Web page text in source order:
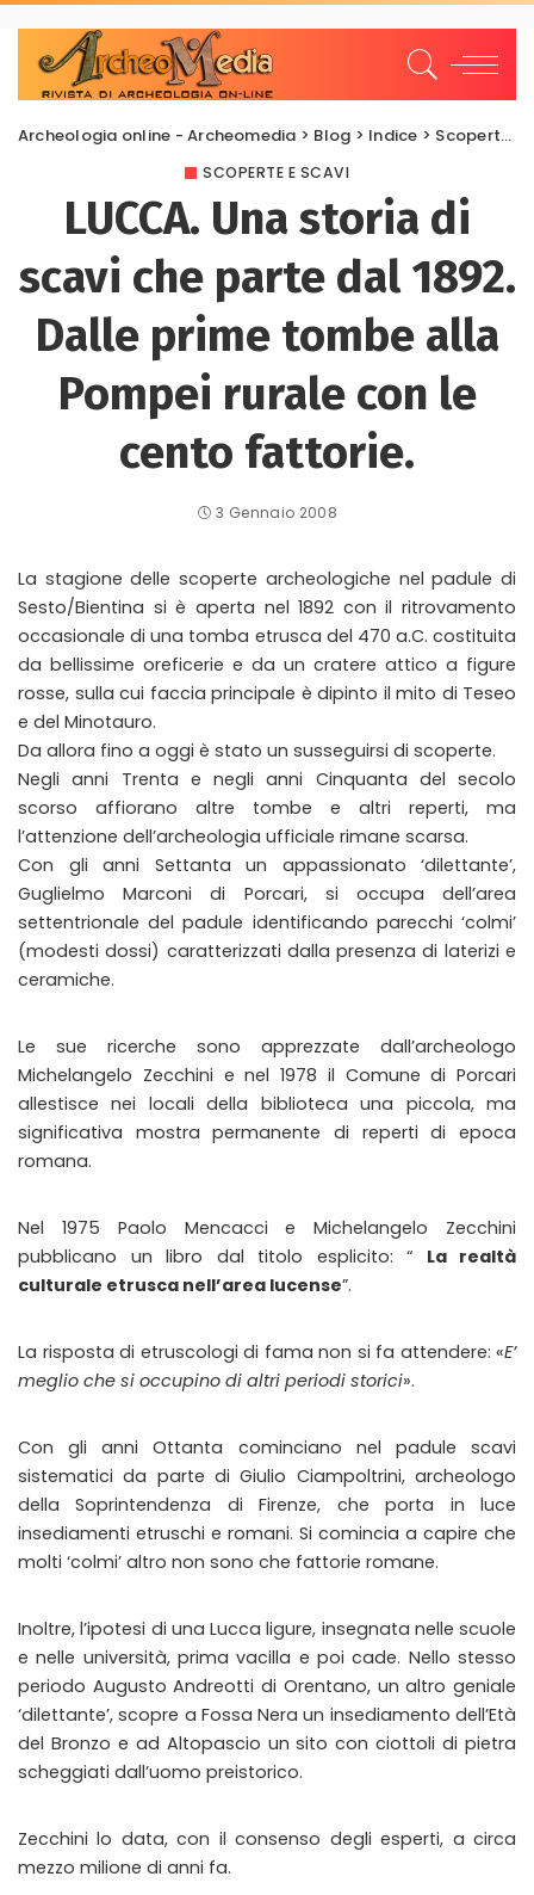
Archeologia online - Archeomedia > Blog > Indice > Scoperte e scavi
SCOPERTE E SCAVI
LUCCA. Una storia di
scavi che parte dal 1892.
Dalle prime tombe alla
Pompei rurale con le
cento fattorie.
3 Gennaio 2008
La stagione delle scoperte archeologiche nel padule di
Sesto/Bientina si è aperta nel 1892 con il ritrovamento
occasionale di una tomba etrusca del 470 a.C. costituita
da bellissime oreficerie e da un cratere attico a figure
rosse, sulla cui faccia principale è dipinto il mito di Teseo
e del Minotauro.
Da allora fino a oggi è stato un susseguirsi di scoperte.
Negli anni Trenta e negli anni Cinquanta del secolo
scorso affiorano altre tombe e altri reperti, ma
l’attenzione dell’archeologia ufficiale rimane scarsa.
Con gli anni Settanta un appassionato ‘dilettante’,
Guglielmo Marconi di Porcari, si occupa dell’area
settentrionale del padule identificando parecchi ‘colmi’
(modesti dossi) caratterizzati dalla presenza di laterizi e
ceramiche.
Le sue ricerche sono apprezzate dall’archeologo
Michelangelo Zecchini e nel 1978 il Comune di Porcari
allestisce nei locali della biblioteca una piccola, ma
significativa mostra permanente di reperti di epoca
romana.
Nel 1975 Paolo Mencacci e Michelangelo Zecchini
pubblicano un libro dal titolo esplicito: “ La realtà
culturale etrusca nell’area lucense”.
La risposta di etruscologi di fama non si fa attendere: «E’
meglio che si occupino di altri periodi storici».
Con gli anni Ottanta cominciano nel padule scavi
sistematici da parte di Giulio Ciampoltrini, archeologo
della Soprintendenza di Firenze, che porta in luce
insediamenti etruschi e romani. Si comincia a capire che
molti ‘colmi’ altro non sono che fattorie romane.
Inoltre, l’ipotesi di una Lucca ligure, insegnata nelle scuole
e nelle università, prima vacilla e poi cade. Nello stesso
periodo Augusto Andreotti di Orentano, un altro geniale
‘dilettante’, scopre a Fossa Nera un insediamento dell’Età
del Bronzo e ad Altopascio un sito con ciottoli di pietra
scheggiati dall’uomo preistorico.
Zecchini lo data, con il consenso degli esperti, a circa
mezzo milione di anni fa.